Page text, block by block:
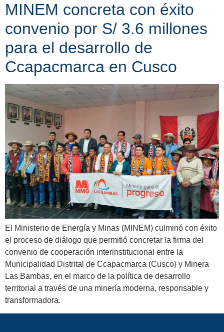
MINEM concreta con éxito
convenio por S/ 3.6 millones
para el desarrollo de
Ccapacmarca en Cusco
El Ministerio de Energía y Minas (MINEM) culminó con éxito
el proceso de diálogo que permitió concretar la firma del
convenio de cooperación interinstitucional entre la
Municipalidad Distrital de Ccapacmarca (Cusco) y Minera
Las Bambas, en el marco de la política de desarrollo
territorial a través de una minería moderna, responsable y
transformadora.